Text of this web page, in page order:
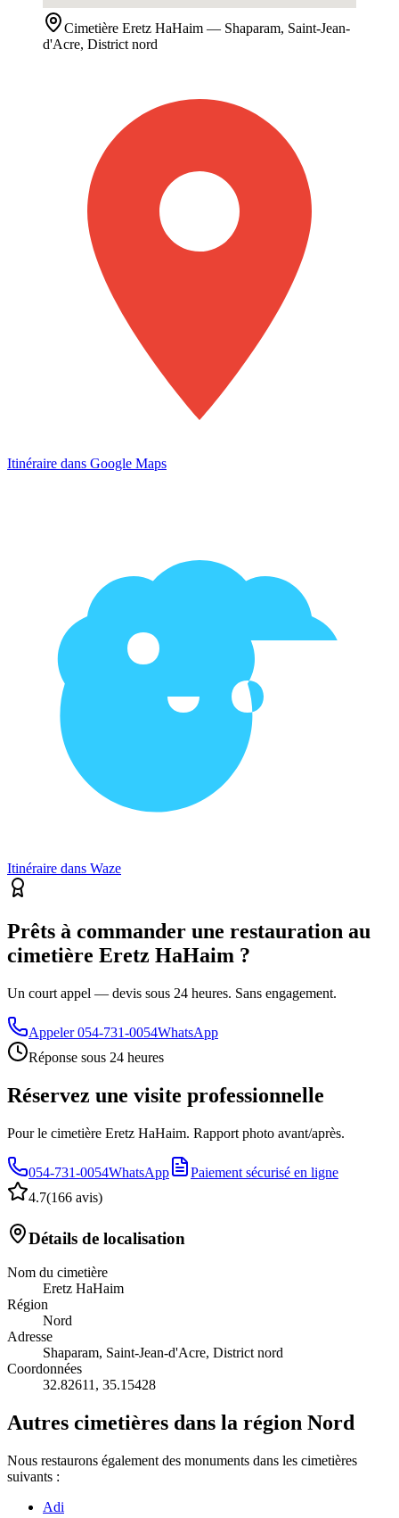
Cimetière Eretz HaHaim — Shaparam, Saint-Jean-
d'Acre, District nord
Itinéraire dans Google Maps
Itinéraire dans Waze
Prêts à commander une restauration au
cimetière Eretz HaHaim ?
Un court appel — devis sous 24 heures. Sans engagement.
Appeler 054-731-0054WhatsApp
Réponse sous 24 heures
Réservez une visite professionnelle
Pour le cimetière Eretz HaHaim. Rapport photo avant/après.
054-731-0054WhatsApp
Paiement sécurisé en ligne
4.7(166 avis)
Détails de localisation
Nom du cimetière
Eretz HaHaim
Région
Nord
Adresse
Shaparam, Saint-Jean-d'Acre, District nord
Coordonnées
32.82611 , 35.15428
Autres cimetières dans la région Nord
Nous restaurons également des monuments dans les cimetières
suivants :
Adi